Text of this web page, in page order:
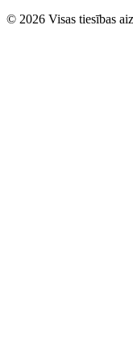
© 2026 Visas tiesības